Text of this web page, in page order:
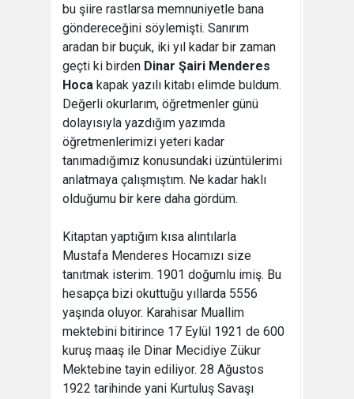
bu şiire rastlarsa memnuniyetle bana
göndereceğini söylemişti. Sanırım
aradan bir buçuk, iki yıl kadar bir zaman
geçti ki birden Dinar Şairi Menderes
Hoca kapak yazılı kitabı elimde buldum.
Değerli okurlarım, öğretmenler günü
dolayısıyla yazdığım yazımda
öğretmenlerimizi yeteri kadar
tanımadığımız konusundaki üzüntülerimi
anlatmaya çalışmıştım. Ne kadar haklı
olduğumu bir kere daha gördüm.
Kitaptan yaptığım kısa alıntılarla
Mustafa Menderes Hocamızı size
tanıtmak isterim. 1901 doğumlu imiş. Bu
hesapça bizi okuttuğu yıllarda 5556
yaşında oluyor. Karahisar Muallim
mektebini bitirince 17 Eylül 1921 de 600
kuruş maaş ile Dinar Mecidiye Zükur
Mektebine tayin ediliyor. 28 Ağustos
1922 tarihinde yani Kurtuluş Savaşı